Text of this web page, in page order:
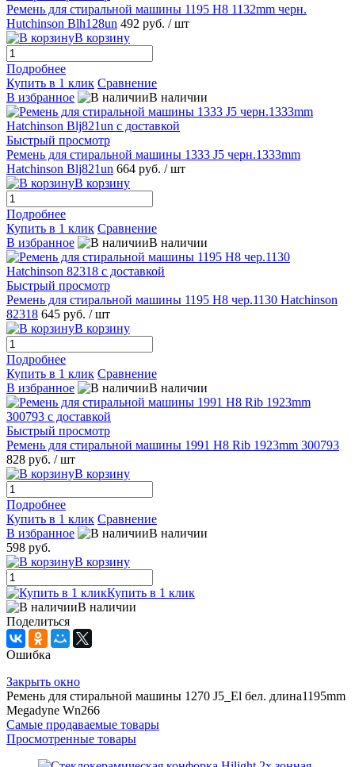
Ремень для стиральной машины 1195 H8 1132mm черн.
Hutchinson Blh128un 492 руб. / шт
В корзину
Подробнее
Купить в 1 клик Сравнение
В избранное
В наличии
Быстрый просмотр
Ремень для стиральной машины 1333 J5 черн.1333mm
Hatchinson Blj821un 664 руб. / шт
В корзину
Подробнее
Купить в 1 клик Сравнение
В избранное
В наличии
Быстрый просмотр
Ремень для стиральной машины 1195 H8 чер.1130 Hatchinson
82318 645 руб. / шт
В корзину
Подробнее
Купить в 1 клик Сравнение
В избранное
В наличии
Быстрый просмотр
Ремень для стиральной машины 1991 H8 Rib 1923mm 300793
828 руб. / шт
В корзину
Подробнее
Купить в 1 клик Сравнение
В избранное
В наличии
598 руб.
В корзину
Купить в 1 клик
В наличии
Поделиться
Ошибка
Закрыть окно
Ремень для стиральной машины 1270 J5_El бел. длина1195mm
Megadyne Wn266
Самые продаваемые товары
Просмотренные товары